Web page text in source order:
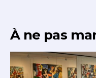
À ne pas